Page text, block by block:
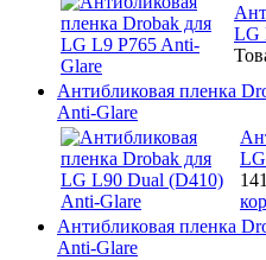
LG
Антибликовая пленка
Anti-Glare
Антибликовая пленка
Anti-Glare